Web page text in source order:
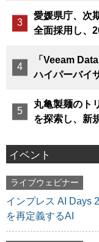
愛媛県庁、次
全面採用し、
「Veeam
ハイパーバイ
丸亀製麺のト
を探索し、新
イベント
ライブウェビナー
インプレス AI Days
を再定義するAI